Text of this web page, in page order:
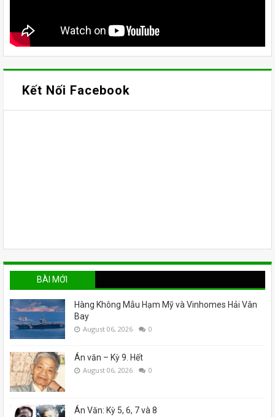
Kết Nối Facebook
BÀI MỚI
Hàng Không Mẫu Hạm Mỹ và Vinhomes Hải Vân
Bay
August 06, 2026 0
Án văn – Kỳ 9. Hết
August 06, 2026 0
Án Văn: Kỳ 5, 6, 7 và 8